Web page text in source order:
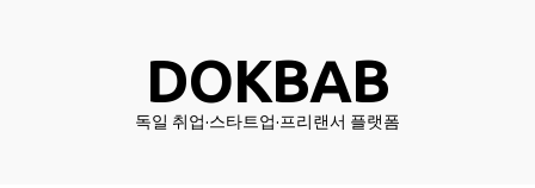
DOKBAB
독일 취업·스타트업·프리랜서 플랫폼